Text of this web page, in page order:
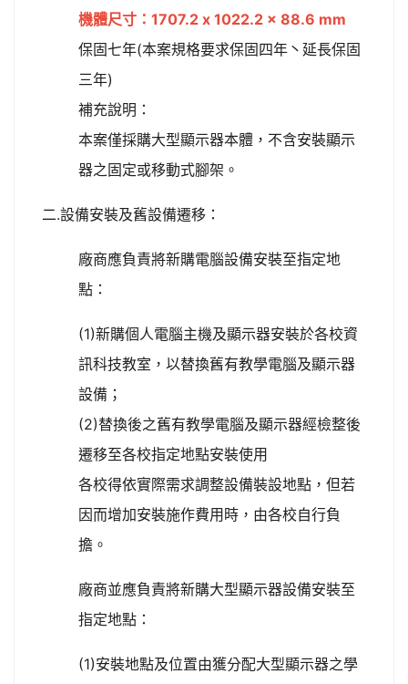
機體尺寸：1707.2 x 1022.2 x 88.6 mm
保固七年(本案規格要求保固四年丶延長保固
三年)
補充說明：
本案僅採購大型顯示器本體，不含安裝顯示
器之固定或移動式腳架。
二.設備安裝及舊設備遷移：
廠商應負責將新購電腦設備安裝至指定地
點：
(1)新購個人電腦主機及顯示器安裝於各校資
訊科技教室，以替換舊有教學電腦及顯示器
設備；
(2)替換後之舊有教學電腦及顯示器經檢整後
遷移至各校指定地點安裝使用
各校得依實際需求調整設備裝設地點，但若
因而增加安裝施作費用時，由各校自行負
擔。
廠商並應負責將新購大型顯示器設備安裝至
指定地點：
(1)安裝地點及位置由獲分配大型顯示器之學